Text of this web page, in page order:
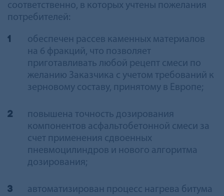
соответственно, в которых учтены пожелания
потребителей:
обеспечен рассев каменных материалов
на 6 фракций, что позволяет
приготавливать любой рецепт смеси по
желанию Заказчика с учетом требований к
зерновому составу, принятому в Европе;
повышена точность дозирования
компонентов асфальтoбетонной смеси за
счет применения сдвоенных
пневмоцилиндров и нового алгоритма
дозирования;
автоматизирован процесс нагрева битума